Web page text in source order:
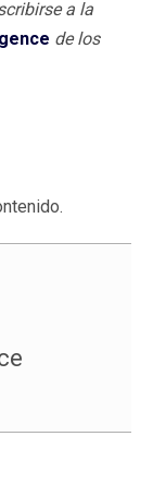
a la
de los